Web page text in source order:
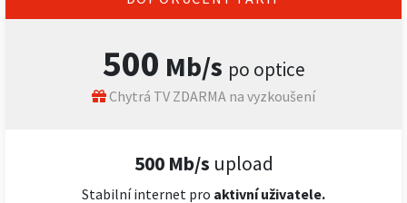
500 Mb/s po optice
Chytrá TV ZDARMA na vyzkoušení
500 Mb/s upload
Stabilní internet pro aktivní uživatele.